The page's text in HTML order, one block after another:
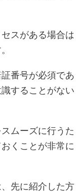
スがある場合は
番号が必須であ
することがない
ムーズに行うた
くことが非常に
先に紹介した方